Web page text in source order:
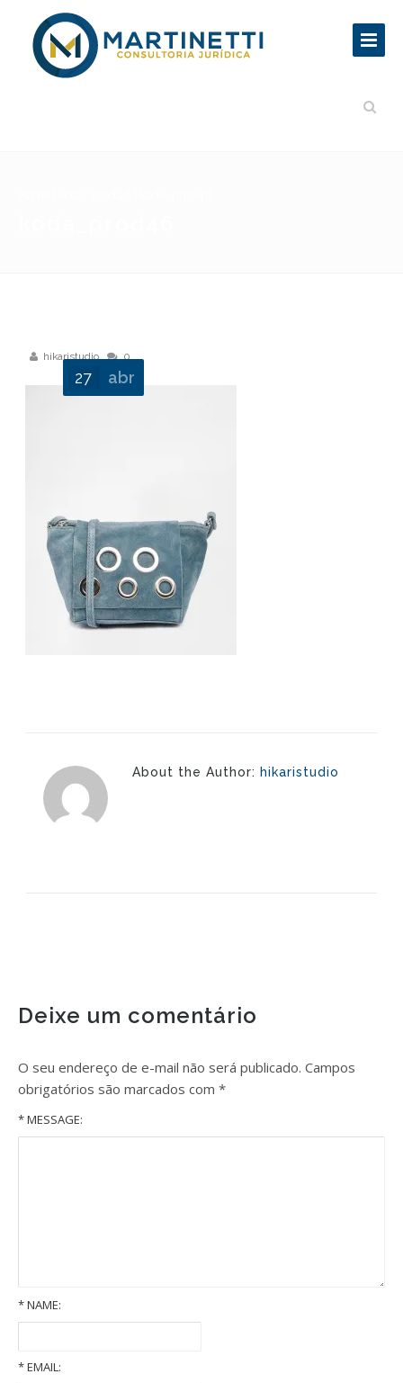
hikaristudio 0
27 abr
About the Author: hikaristudio
Deixe um comentário
O seu endereço de e-mail não será publicado. Campos
obrigatórios são marcados com *
* MESSAGE:
*NAME:
*EMAIL: